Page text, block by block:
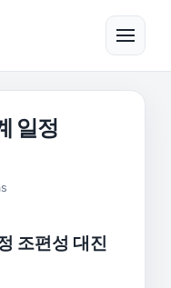
메뉴
일정
조편성 대진